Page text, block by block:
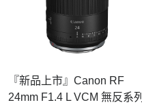
『新品上市』Canon RF
24mm F1.4 L VCM 無反系列